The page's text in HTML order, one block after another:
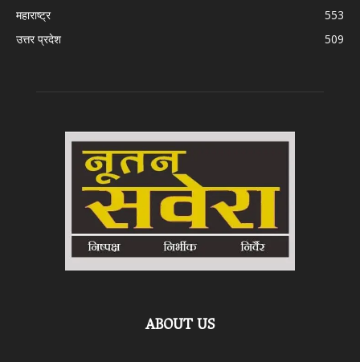
महाराष्ट्र
553
उत्तर प्रदेश
509
ABOUT US